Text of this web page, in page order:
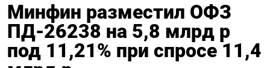
Минфин разместил ОФЗ
ПД-26238 на 5,8 млрд р
под 11,21% при спросе 11,4